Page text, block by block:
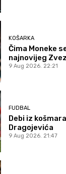
KOŠARKA
Čima Moneke
najnovijeg
9 Aug 2026. 22:21
FUDBAL
Debi iz
Dragojevića
9 Aug 2026. 21:47